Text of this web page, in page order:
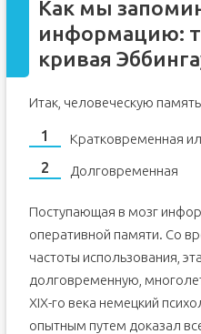
Мнемотехника
Аудио, видео, письмо,
Собственный
Интервальные
Как мы
информацию:
кривая
Итак, человеческую
Кратковременная
Долговременная
Поступающая в мозг
оперативной памяти. Со
частоты использования,
долговременную,
XIX-го века немецкий
опытным путем доказал